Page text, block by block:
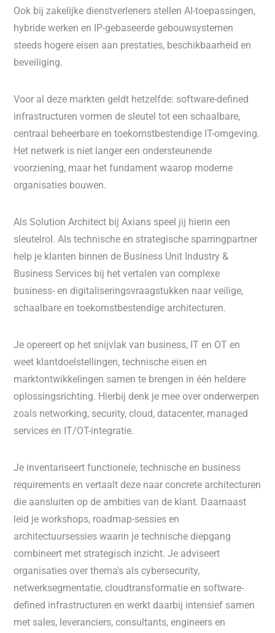
Ook bij zakelijke dienstverleners stellen AI-toepassingen,
hybride werken en IP-gebaseerde gebouwsystemen
steeds hogere eisen aan prestaties, beschikbaarheid en
beveiliging.
Voor al deze markten geldt hetzelfde: software-defined
infrastructuren vormen de sleutel tot een schaalbare,
centraal beheerbare en toekomstbestendige IT-omgeving.
Het netwerk is niet langer een ondersteunende
voorziening, maar het fundament waarop moderne
organisaties bouwen.
Als Solution Architect bij Axians speel jij hierin een
sleutelrol. Als technische en strategische sparringpartner
help je klanten binnen de Business Unit Industry &
Business Services bij het vertalen van complexe
business- en digitaliseringsvraagstukken naar veilige,
schaalbare en toekomstbestendige architecturen.
Je opereert op het snijvlak van business, IT en OT en
weet klantdoelstellingen, technische eisen en
marktontwikkelingen samen te brengen in één heldere
oplossingsrichting. Hierbij denk je mee over onderwerpen
zoals networking, security, cloud, datacenter, managed
services en IT/OT-integratie.
Je inventariseert functionele, technische en business
requirements en vertaalt deze naar concrete architecturen
die aansluiten op de ambities van de klant. Daarnaast
leid je workshops, roadmap-sessies en
architectuursessies waarin je technische diepgang
combineert met strategisch inzicht. Je adviseert
organisaties over thema's als cybersecurity,
netwerksegmentatie, cloudtransformatie en software-
defined infrastructuren en werkt daarbij intensief samen
met sales, leveranciers, consultants, engineers en